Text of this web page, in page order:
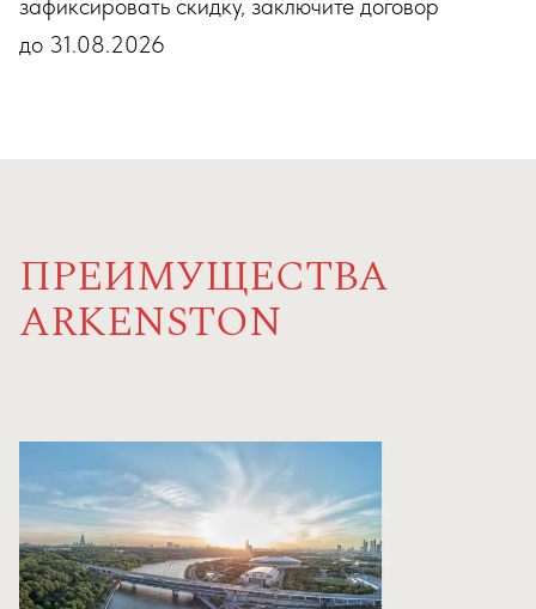
до 31.08.2026
ПРЕИМУЩЕСТВА
ARKENSTON